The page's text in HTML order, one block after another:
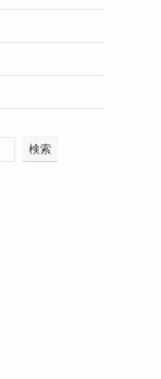
検索